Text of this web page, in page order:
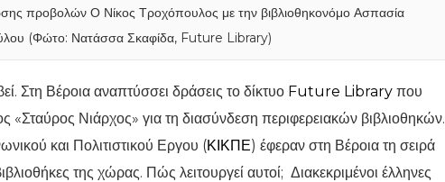
προβολών Ο Νίκος Τροχόπουλος με την βιβλιοθηκονόμο Ασπασία
(Φώτο: Νατάσσα Σκαφίδα, Future Library)
Στη Βέροια αναπτύσσει δράσεις το δίκτυο Future Library που
«Σταύρος Νιάρχος» για τη διασύνδεση περιφερειακών βιβλιοθηκών.
και Πολιτιστικού Εργου (ΚΙΚΠΕ) έφεραν στη Βέροια τη σειρά
της χώρας. Πώς λειτουργεί αυτοί; Διακεκριμένοι έλληνες